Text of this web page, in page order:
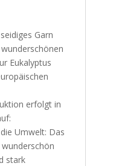
Garn
Eukalyptus
erfolgt in
Umwelt: Das
stark